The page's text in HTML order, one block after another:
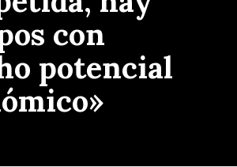
con
potencial